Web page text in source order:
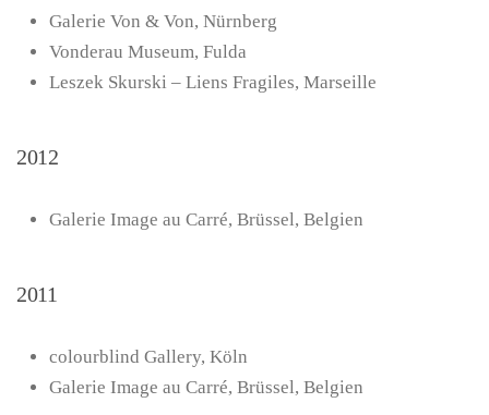
Galerie Von & Von, Nürnberg
Vonderau Museum, Fulda
Leszek Skurski – Liens Fragiles, Marseille
2012
Galerie Image au Carré, Brüssel, Belgien
2011
colourblind Gallery, Köln
Galerie Image au Carré, Brüssel, Belgien